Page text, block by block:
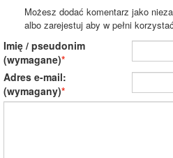
Możesz dodać komentarz jako
albo zarejestuj aby w pełni
Imię / pseudonim
(wymagane)
Adres e-mail:
(wymagany)